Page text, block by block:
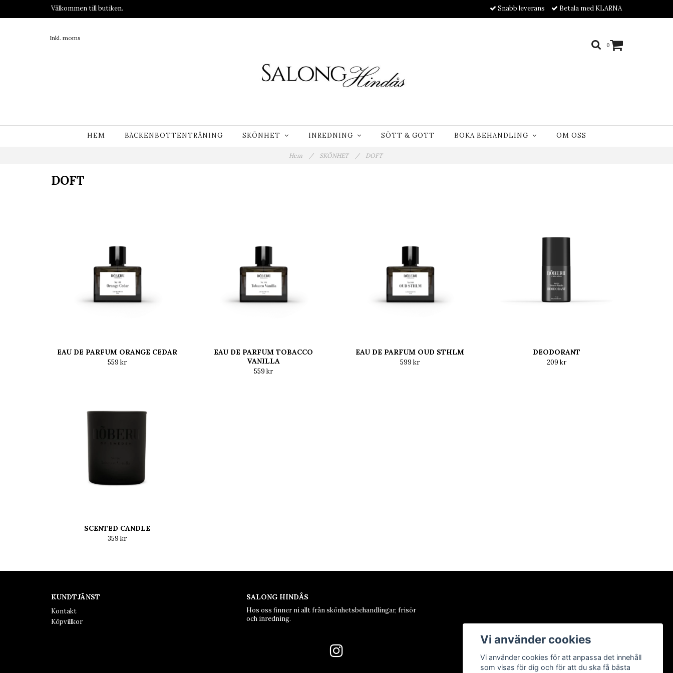
Välkommen till butiken. Snabb leverans Betala med KLARNA
0
Inkl. moms
HEM BÄCKENBOTTENTRÄNING SKÖNHET INREDNING SÖTT & GOTT BOKA BEHANDLING OM OSS
Hem / SKÖNHET / DOFT
DOFT
EAU DE PARFUM ORANGE CEDAR
559 kr
EAU DE PARFUM TOBACCO
VANILLA
559 kr
EAU DE PARFUM OUD STHLM
599 kr
DEODORANT
209 kr
SCENTED CANDLE
359 kr
KUNDTJÄNST
Kontakt
Köpvillkor
SALONG HINDÅS
Hos oss finner ni allt från skönhetsbehandlingar, frisör
och inredning.
Vi använder cookies
Vi använder cookies för att anpassa det innehåll
som visas för dig och för att du ska få bästa